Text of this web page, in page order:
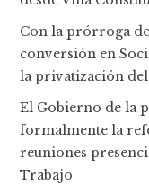
Con la prórroga
conversión en
la privatización
El Gobierno de la
formalmente la
reuniones
Trabajo